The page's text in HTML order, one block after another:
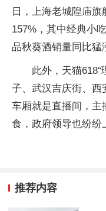
日，上海老城隍庙
157%，其中经典小
品秋葵酒销量同比猛
此外，天猫
子、武汉吉庆街、西
车厢就是直播间，主
食，政府领导也纷纷
推荐内容